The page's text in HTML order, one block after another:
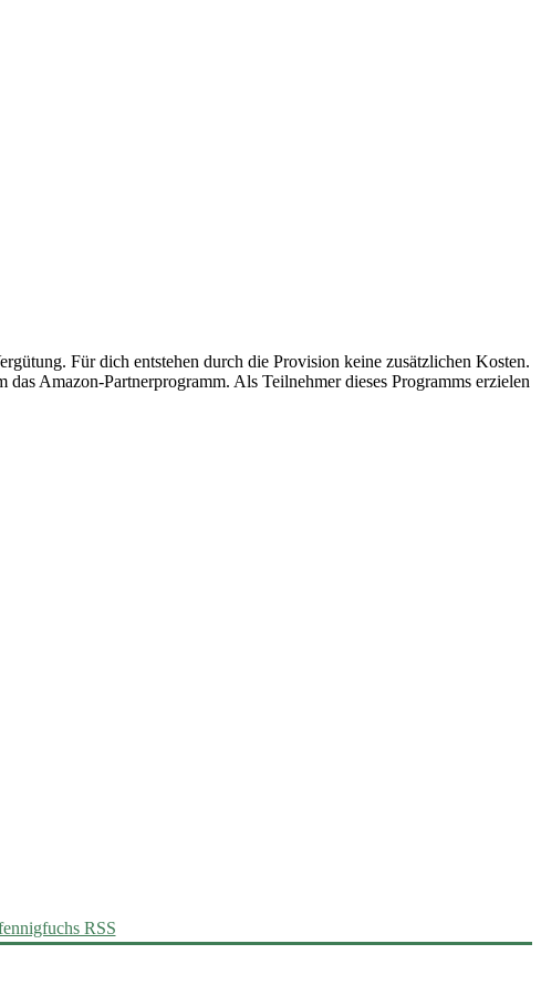
Für dich entstehen durch die Provision keine zusätzlichen Kosten.
Amazon-Partnerprogramm. Als Teilnehmer dieses Programms erzielen